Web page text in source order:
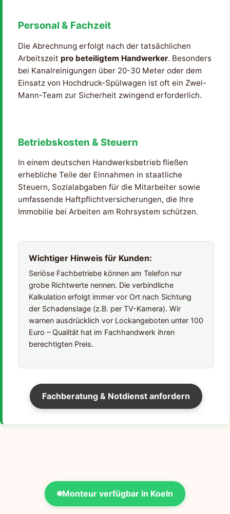
Personal & Fachzeit
Die Abrechnung erfolgt nach der tatsächlichen
Arbeitszeit pro beteiligtem Handwerker. Besonders
bei Kanalreinigungen über 20-30 Meter oder dem
Einsatz von Hochdruck-Spülwagen ist oft ein Zwei-
Mann-Team zur Sicherheit zwingend erforderlich.
Betriebskosten & Steuern
In einem deutschen Handwerksbetrieb fließen
erhebliche Teile der Einnahmen in staatliche
Steuern, Sozialabgaben für die Mitarbeiter sowie
umfassende Haftpflichtversicherungen, die Ihre
Immobilie bei Arbeiten am Rohrsystem schützen.
Wichtiger Hinweis für Kunden:
Seriöse Fachbetriebe können am Telefon nur
grobe Richtwerte nennen. Die verbindliche
Kalkulation erfolgt immer vor Ort nach Sichtung
der Schadenslage (z.B. per TV-Kamera). Wir
warnen ausdrücklich vor Lockangeboten unter 100
Euro – Qualität hat im Fachhandwerk ihren
berechtigten Preis.
Fachberatung & Notdienst anfordern
Monteur verfügbar in Koeln